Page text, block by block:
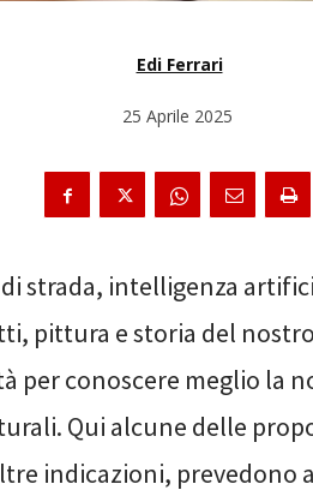
Edi Ferrari
25 Aprile 2025
strada, intelligenza
pittura e storia del
per conoscere meglio la
Qui alcune delle
indicazioni, prevedono